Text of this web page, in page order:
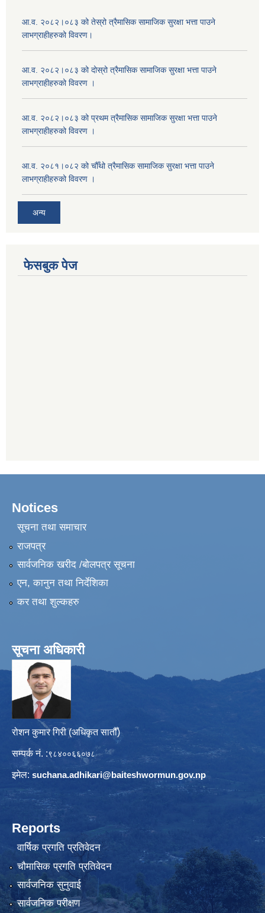
आ.व. २०८२।०८३ को तेस्रो त्रैमासिक सामाजिक सुरक्षा भत्ता पाउने
लाभग्राहीहरुको विवरण।
आ.व. २०८२।०८३ को दोस्रो त्रैमासिक सामाजिक सुरक्षा भत्ता पाउने
लाभग्राहीहरुको विवरण ।
आ.व. २०८२।०८३ को प्रथम त्रैमासिक सामाजिक सुरक्षा भत्ता पाउने
लाभग्राहीहरुको विवरण ।
आ.व. २०८१।०८२ को चौँथो त्रैमासिक सामाजिक सुरक्षा भत्ता पाउने
लाभग्राहीहरुको विवरण ।
अन्य
फेसबुक पेज
Notices
सूचना तथा समाचार
राजपत्र
सार्वजनिक खरीद /बोलपत्र सूचना
एन, कानुन तथा निर्देशिका
कर तथा शुल्कहरु
सूचना अधिकारी
रोशन कुमार गिरी (अधिकृत सातौँ)
सम्पर्क नं. :९८४००६६०७८
इमेल: suchana.adhikari@baiteshwormun.gov.np
Reports
वार्षिक प्रगति प्रतिवेदन
चौमासिक प्रगति प्रतिवेदन
सार्वजनिक सुनुवाई
सार्वजनिक परीक्षण